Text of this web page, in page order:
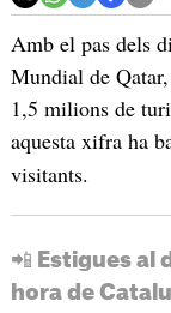
Amb el pas dels
Mundial de
1,5 milions de
aquesta xifra ha
visitants.
📲 Estigues al
hora de